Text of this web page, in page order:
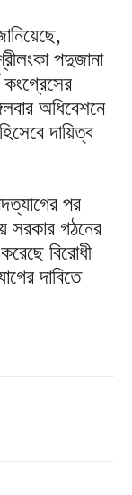
পদুজানা
কংগ্রেসের
অধিবেশনে
দায়িত্ব
পর
সরকার গঠনের
বিরোধী
দাবিতে